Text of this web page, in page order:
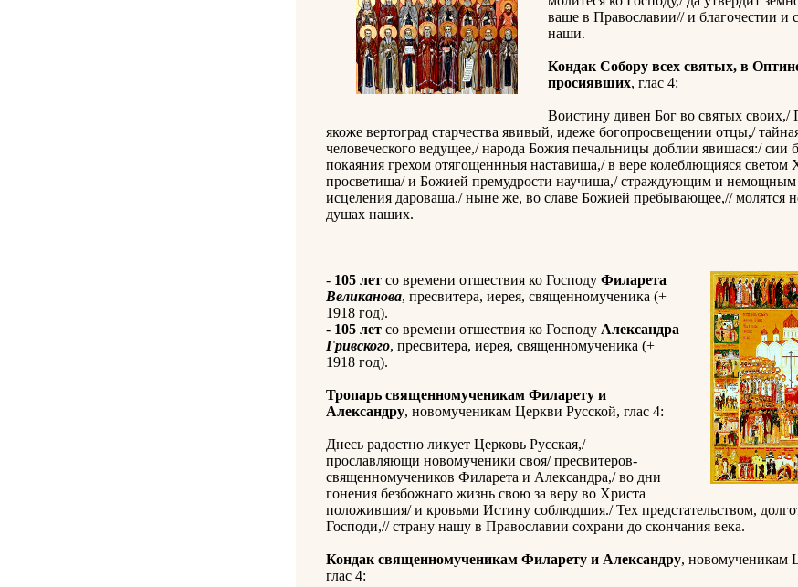
ваше в Православии// и благочестии и
наши.
Кондак Собору всех святых, в
просиявших, глас 4:
Воистину дивен Бог во святых
якоже вертоград старчества явивый, идеже богопросвещении отцы,/
человеческого ведущее,/ народа Божия печальницы доблии явишася:/ сии
покаяния грехом отягощеннныя наставиша,/ в вере колеблющияся светом
просветиша/ и Божией премудрости научиша,/ страждующим и немощным
исцеления дароваша./ ныне же, во славе Божией пребывающее,// молятся
душах наших.
- 105 лет со времени отшествия ко Господу Филарета
Великанова, пресвитера, иерея, священномученика (+
1918 год).
- 105 лет со времени отшествия ко Господу Александра
Гривского, пресвитера, иерея, священномученика (+
1918 год).
Тропарь священномученикам Филарету и
Александру, новомученикам Церкви Русской, глас 4:
Днесь радостно ликует Церковь Русская,/
прославляющи новомученики своя/ пресвитеров-
священномучеников Филарета и Александра,/ во дни
гонения безбожнаго жизнь свою за веру во Христа
положившия/ и кровьми Истину соблюдшия./ Тех предстательством,
Господи,// страну нашу в Православии сохрани до скончания века.
Кондак священномученикам Филарету и Александру, новомученикам
глас 4: